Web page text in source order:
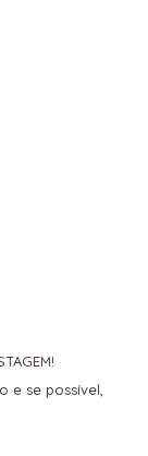
e se possível,